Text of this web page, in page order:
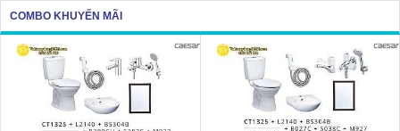
COMBO KHUYẾN MÃI